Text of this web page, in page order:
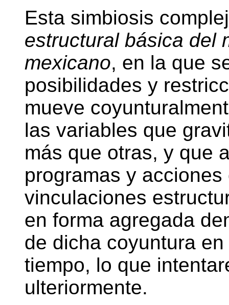
Esta simbiosis
estructural básica del
mexicano, en la que
posibilidades y
mueve
las variables que
más que otras, y que
programas y
vinculaciones
en forma agregada
de dicha coyuntura
tiempo, lo que
ulteriormente.